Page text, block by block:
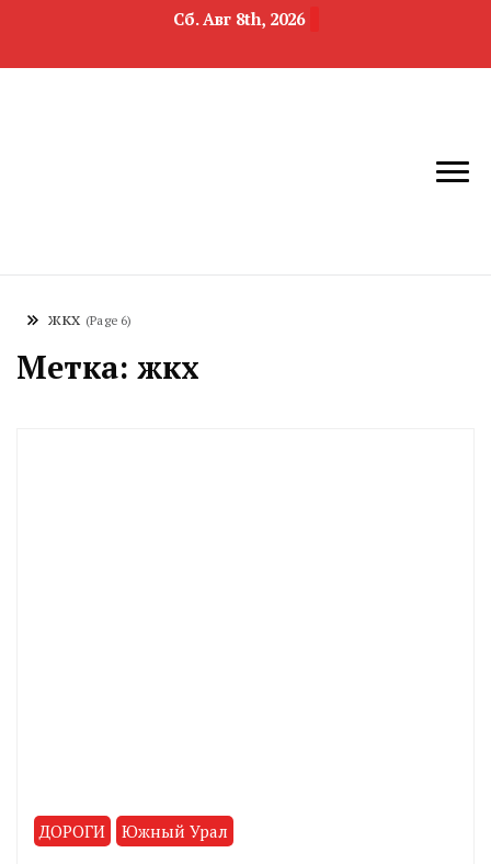
Сб. Авг 8th, 2026
жкх (Page 6)
Метка: жкх
ДОРОГИ Южный Урал